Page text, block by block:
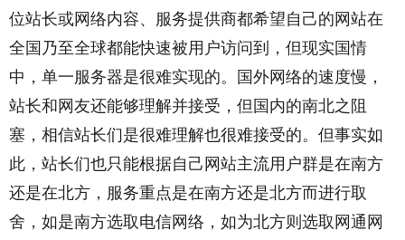
位站长或网络内容、服务提供商都希望自己的网站在
全国乃至全球都能快速被用户访问到，但现实国情
中，单一服务器是很难实现的。国外网络的速度慢，
站长和网友还能够理解并接受，但国内的南北之阻
塞，相信站长们是很难理解也很难接受的。但事实如
此，站长们也只能根据自己网站主流用户群是在南方
还是在北方，服务重点是在南方还是北方而进行取
舍，如是南方选取电信网络，如为北方则选取网通网